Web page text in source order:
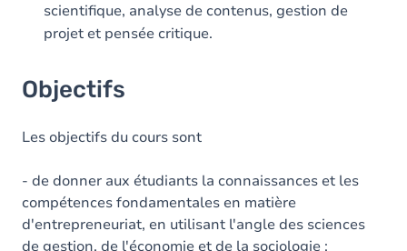
scientifique, analyse de contenus, gestion de
projet et pensée critique.
Objectifs
Les objectifs du cours sont
- de donner aux étudiants la connaissances et les
compétences fondamentales en matière
d'entrepreneuriat, en utilisant l'angle des sciences
de gestion, de l'économie et de la sociologie ;